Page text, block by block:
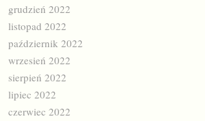
grudzień 2022
listopad 2022
październik 2022
wrzesień 2022
sierpień 2022
lipiec 2022
czerwiec 2022